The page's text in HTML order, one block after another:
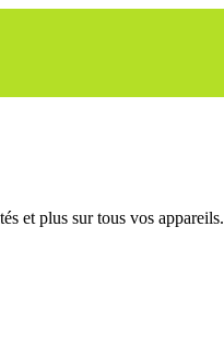
et plus sur tous vos appareils.